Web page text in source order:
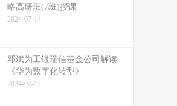
略高研班(7班)授课
2024-07-14
邓斌为工银瑞信基金公司解读
《华为数字化转型》
2024-07-12